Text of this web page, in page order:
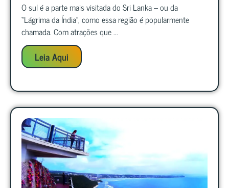
O sul é a parte mais visitada do Sri Lanka – ou da
“Lágrima da Índia”, como essa região é popularmente
chamada. Com atrações que ...
Leia Aqui